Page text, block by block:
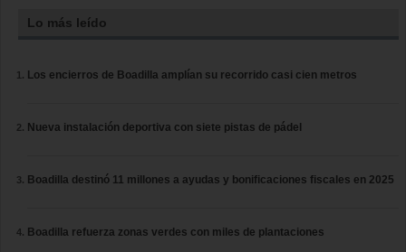
Lo más leído
Los encierros de Boadilla amplían su recorrido casi cien metros
Nueva instalación deportiva con siete pistas de pádel
Boadilla destinó 11 millones a ayudas y bonificaciones fiscales en 2025
Boadilla refuerza zonas verdes con miles de plantaciones